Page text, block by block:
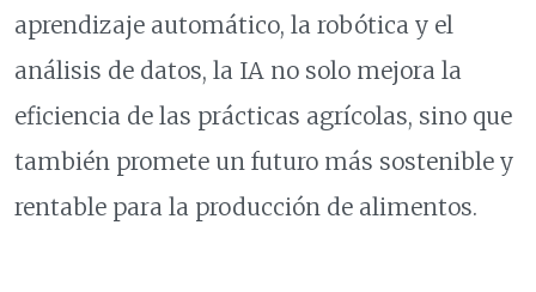
aprendizaje automático, la robótica y el
análisis de datos, la IA no solo mejora la
eficiencia de las prácticas agrícolas, sino que
también promete un futuro más sostenible y
rentable para la producción de alimentos.